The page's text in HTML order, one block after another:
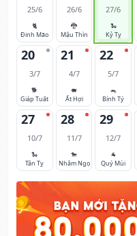
25/6
🐈
Đinh Mão
26/6
🐉
Mậu Thìn
27/6
🐍
Kỷ Tỵ
20
3/7
🐕
Giáp Tuất
21
4/7
🐖
Ất Hợi
22
5/7
🐀
Bính Tý
27
10/7
🐍
Tân Tỵ
28
11/7
🐎
Nhâm Ngọ
29
12/7
🐐
Quý Mùi